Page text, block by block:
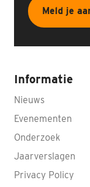
Meld je
Informatie
Nieuws
Evenementen
Onderzoek
Jaarverslagen
Privacy Policy